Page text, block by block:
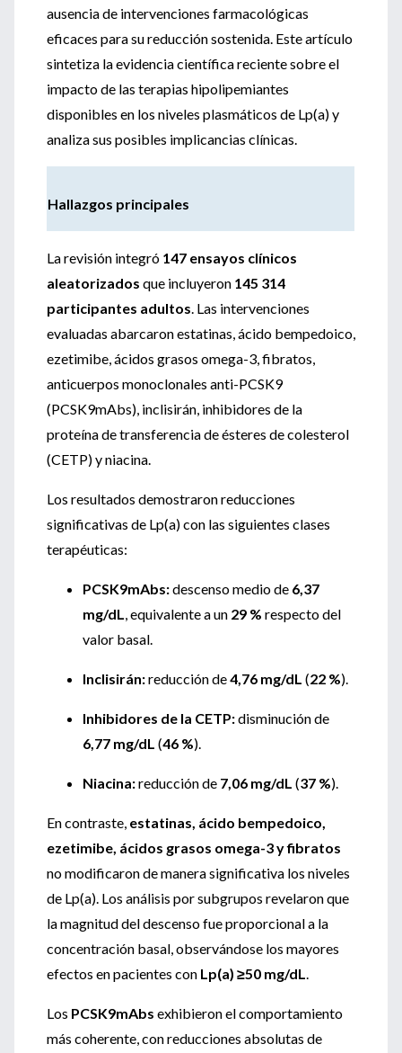
ausencia de intervenciones farmacológicas
eficaces para su reducción sostenida. Este artículo
sintetiza la evidencia científica reciente sobre el
impacto de las terapias hipolipemiantes
disponibles en los niveles plasmáticos de Lp(a) y
analiza sus posibles implicancias clínicas.
Hallazgos principales
La revisión integró 147 ensayos clínicos
aleatorizados que incluyeron 145 314
participantes adultos. Las intervenciones
evaluadas abarcaron estatinas, ácido bempedoico,
ezetimibe, ácidos grasos omega-3, fibratos,
anticuerpos monoclonales anti-PCSK9
(PCSK9mAbs), inclisirán, inhibidores de la
proteína de transferencia de ésteres de colesterol
(CETP) y niacina.
Los resultados demostraron reducciones
significativas de Lp(a) con las siguientes clases
terapéuticas:
PCSK9mAbs:descenso medio de 6,37
mg/dL, equivalente a un 29 % respecto del
valor basal.
Inclisirán:reducción de4,76 mg/dL (22 %).
Inhibidores de la CETP:disminución de
6,77 mg/dL (46 %).
Niacina:reducción de 7,06 mg/dL (37 %).
En contraste, estatinas, ácido bempedoico,
ezetimibe, ácidos grasos omega-3 y fibratos
no modificaron de manera significativa los niveles
de Lp(a). Los análisis por subgrupos revelaron que
la magnitud del descenso fue proporcional a la
concentración basal, observándose los mayores
efectos en pacientes con Lp(a) ≥50 mg/dL.
Los PCSK9mAbs exhibieron el comportamiento
más coherente, con reducciones absolutas de